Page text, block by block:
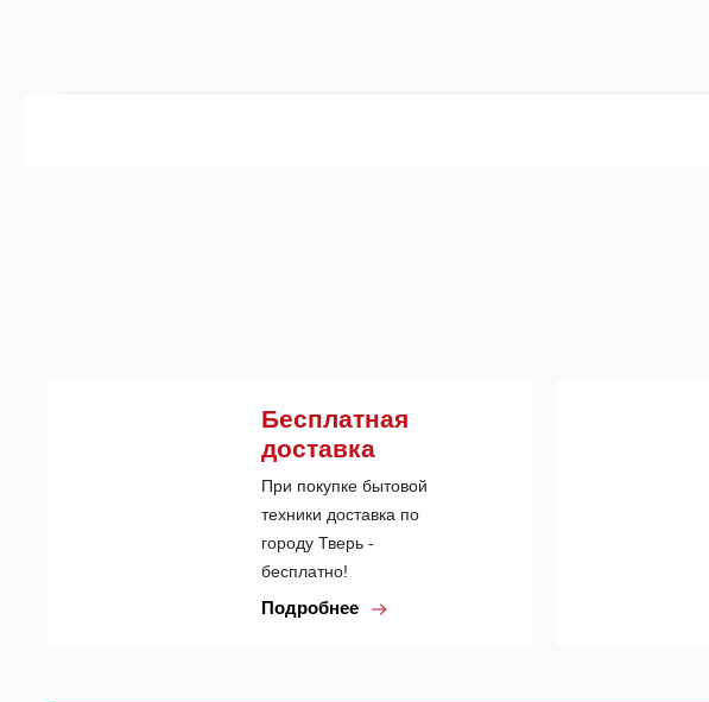
Бесплатная
доставка
При покупке бытовой
техники доставка по
городу Тверь -
бесплатно!
Подробнее